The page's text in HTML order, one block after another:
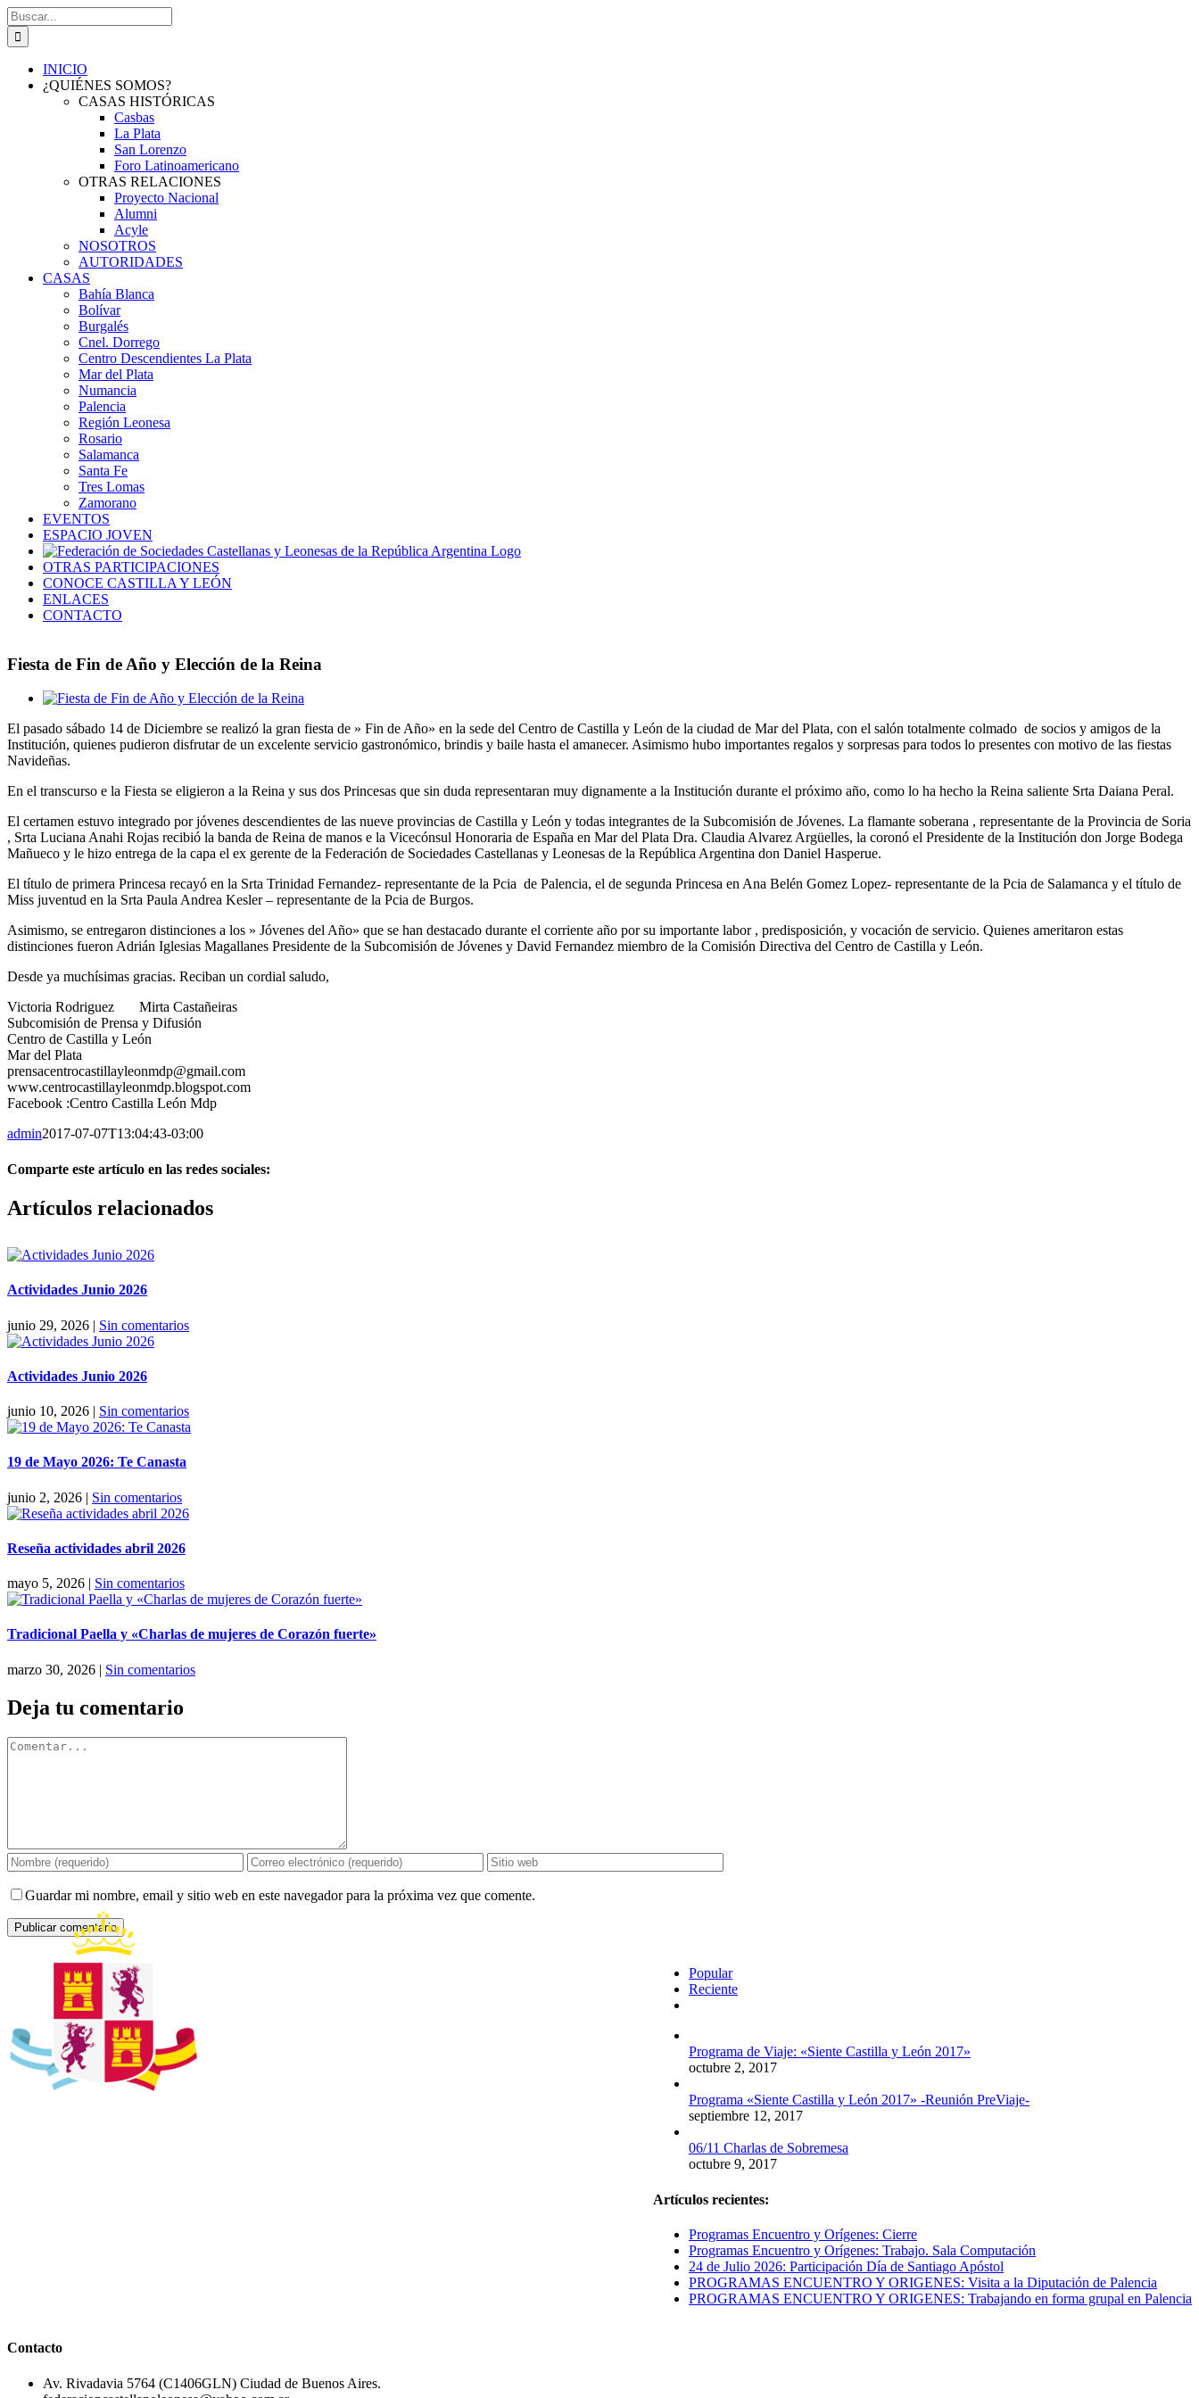
Saltar
al
contenido
Buscar:
INICIO
¿QUIÉNES SOMOS?
CASAS HISTÓRICAS
Casbas
La Plata
San Lorenzo
Foro Latinoamericano
OTRAS RELACIONES
Proyecto Nacional
Alumni
Acyle
NOSOTROS
AUTORIDADES
CASAS
Bahía Blanca
Bolívar
Burgalés
Cnel. Dorrego
Centro Descendientes La Plata
Mar del Plata
Numancia
Palencia
Región Leonesa
Rosario
Salamanca
Santa Fe
Tres Lomas
Zamorano
EVENTOS
ESPACIO JOVEN
OTRAS PARTICIPACIONES
CONOCE CASTILLA Y LEÓN
ENLACES
CONTACTO
Fiesta de Fin de Año y Elección de la Reina
Ver
más
grande
El pasado sábado 14 de Diciembre se realizó la gran fiesta de » Fin de Año» en la sede del Centro de Castilla y León de la ciudad de Mar del Plata, con el salón totalmente colmado de socios y amigos de la
Institución, quienes pudieron disfrutar de un excelente servicio gastronómico, brindis y baile hasta el amanecer. Asimismo hubo importantes regalos y sorpresas para todos lo presentes con motivo de las fiestas
Navideñas.
En el transcurso e la Fiesta se eligieron a la Reina y sus dos Princesas que sin duda representaran muy dignamente a la Institución durante el próximo año, como lo ha hecho la Reina saliente Srta Daiana Peral.
El certamen estuvo integrado por jóvenes descendientes de las nueve provincias de Castilla y León y todas integrantes de la Subcomisión de Jóvenes. La flamante soberana , representante de la Provincia de Soria
, Srta Luciana Anahi Rojas recibió la banda de Reina de manos e la Vicecónsul Honoraria de España en Mar del Plata Dra. Claudia Alvarez Argüelles, la coronó el Presidente de la Institución don Jorge Bodega
Mañueco y le hizo entrega de la capa el ex gerente de la Federación de Sociedades Castellanas y Leonesas de la República Argentina don Daniel Hasperue.
El título de primera Princesa recayó en la Srta Trinidad Fernandez- representante de la Pcia de Palencia, el de segunda Princesa en Ana Belén Gomez Lopez- representante de la Pcia de Salamanca y el título de
Miss juventud en la Srta Paula Andrea Kesler – representante de la Pcia de Burgos.
Asimismo, se entregaron distinciones a los » Jóvenes del Año» que se han destacado durante el corriente año por su importante labor , predisposición, y vocación de servicio. Quienes ameritaron estas
distinciones fueron Adrián Iglesias Magallanes Presidente de la Subcomisión de Jóvenes y David Fernandez miembro de la Comisión Directiva del Centro de Castilla y León.
Desde ya muchísimas gracias. Reciban un cordial saludo,
Victoria Rodriguez Mirta Castañeiras
Subcomisión de Prensa y Difusión
Centro de Castilla y León
Mar del Plata
prensacentrocastillayleonmdp@gmail.com
www.centrocastillayleonmdp.blogspot.com
Facebook :Centro Castilla León Mdp
admin2017-07-07T13:04:43-03:00
Comparte este artículo en las redes sociales:
Facebook
X
Reddit
LinkedIn
Pinterest
Vk
Artículos relacionados
Actividades Junio 2026
junio 29, 2026 | Sin comentarios
Actividades Junio 2026
junio 10, 2026 | Sin comentarios
19 de Mayo 2026: Te Canasta
junio 2, 2026 | Sin comentarios
Reseña actividades abril 2026
mayo 5, 2026 | Sin comentarios
Tradicional Paella y «Charlas de mujeres de Corazón fuerte»
marzo 30, 2026 | Sin comentarios
Deja tu comentario
Comentar
Guardar mi nombre, email y sitio web en este navegador para la próxima vez que comente.
Popular
Reciente
Programa de Viaje: «Siente Castilla y León 2017»
octubre 2, 2017
Programa «Siente Castilla y León 2017» -Reunión PreViaje-
septiembre 12, 2017
06/11 Charlas de Sobremesa
octubre 9, 2017
Artículos recientes:
Programas Encuentro y Orígenes: Cierre
Programas Encuentro y Orígenes: Trabajo. Sala Computación
24 de Julio 2026: Participación Día de Santiago Apóstol
PROGRAMAS ENCUENTRO Y ORIGENES: Visita a la Diputación de Palencia
PROGRAMAS ENCUENTRO Y ORIGENES: Trabajando en forma grupal en Palencia
Contacto
Av. Rivadavia 5764 (C1406GLN) Ciudad de Buenos Aires.